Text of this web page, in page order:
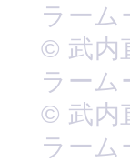
ラーム
© 武内
ラーム
© 武内
ラーム